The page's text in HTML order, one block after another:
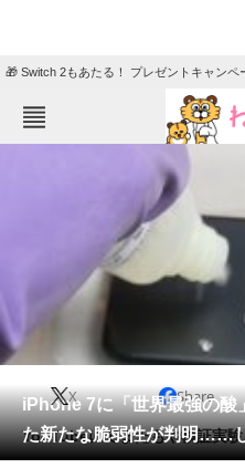
🎁 Switch 2もあたる！ プレゼントキャンペ
動物
会員記事
メディア
iPhone 7に「世界最強の酸
た新たな脆弱性が判明……
X Share
YouTubeにてまたもや検証実